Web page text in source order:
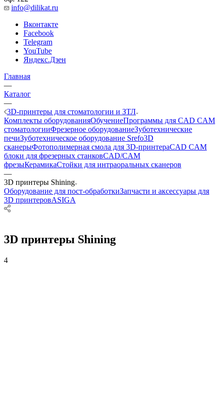
info@dilikat.ru
Вконтакте
Facebook
Telegram
YouTube
Яндекс.Дзен
Главная
—
Каталог
—
3D-принтеры для стоматологии и ЗТЛ
Комплекты оборудованияОбучениеПрограммы для CAD CAM
стоматологииФрезерное оборудованиеЗуботехнические
печиЗуботехническое оборудование Srefo3D
сканерыФотополимерная смола для 3D-принтераCAD CAM
блоки для фрезерных станковCAD/CAM
фрезыКерамикаСтойки для интраоральных сканеров
—
3D принтеры Shining
Оборудование для пост-обработкиЗапчасти и аксессуары для
3D принтеровASIGA
3D принтеры Shining
4